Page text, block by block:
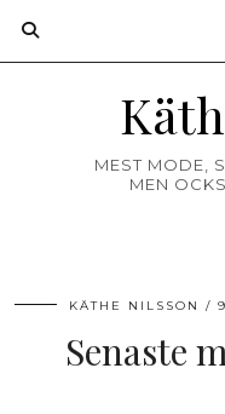
MEST MODE,
MEN
KÄTHE NILSSON
Senaste